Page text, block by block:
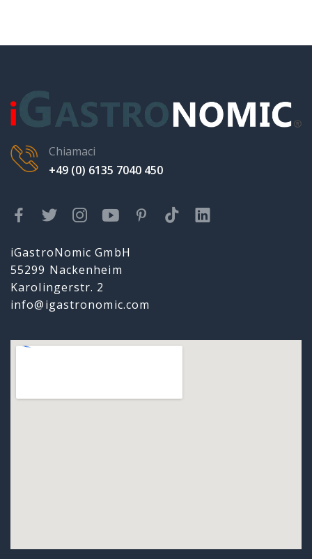
Chiamaci
+49 (0) 6135 7040 450
iGastroNomic GmbH
55299 Nackenheim
Karolingerstr. 2
info@igastronomic.com